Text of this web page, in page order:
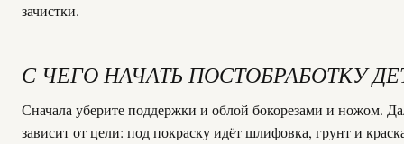
зачистки.
С ЧЕГО НАЧАТЬ ПОСТОБРАБОТКУ
Сначала уберите поддержки и облой бокорезами и ножом.
зависит от цели: под покраску идёт шлифовка, грунт и